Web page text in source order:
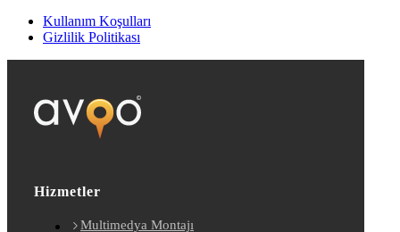
Kullanım Koşulları
Gizlilik Politikası
Hizmetler
Multimedya Montajı